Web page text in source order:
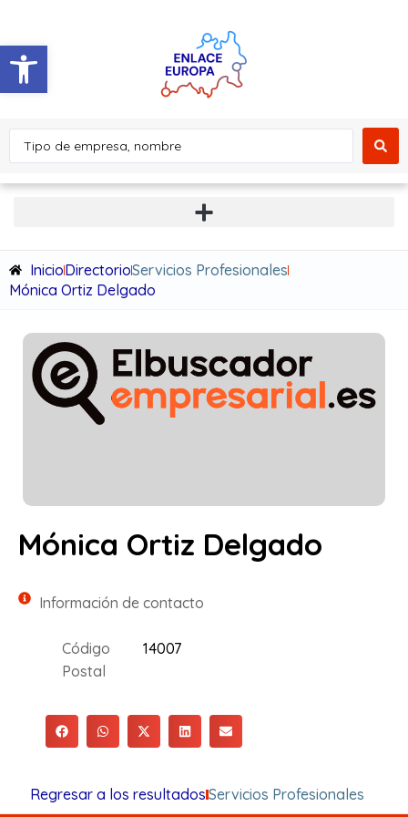
Abrir barra de herramientas
InicioDirectorioServicios Profesionales
Mónica Ortiz Delgado
Mónica Ortiz Delgado
Información de contacto
Código
Postal
14007
Regresar a los resultadosServicios Profesionales